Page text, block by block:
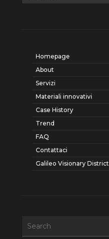
Homepage
About
Servizi
Materiali innovativi
Case History
Trend
FAQ
Contattaci
Galileo Visionary District